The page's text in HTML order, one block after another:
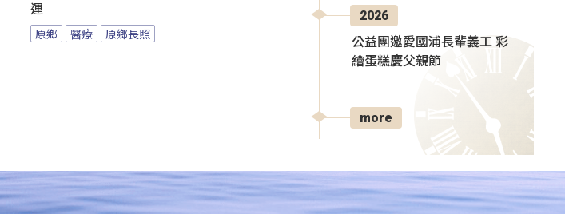
運
原鄉 醫療 原鄉長照
2026
公益團邀愛國浦長輩義工 彩
繪蛋糕慶父親節
more